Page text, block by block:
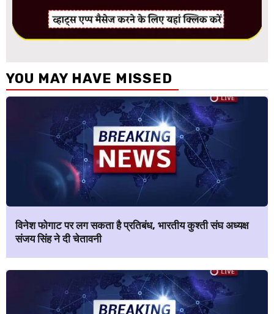
YOU MAY HAVE MISSED
विनेश फोगाट पर लग सकता है प्रतिबंध, भारतीय कुश्ती संघ अध्यक्ष
संजय सिंह ने दी चेतावनी